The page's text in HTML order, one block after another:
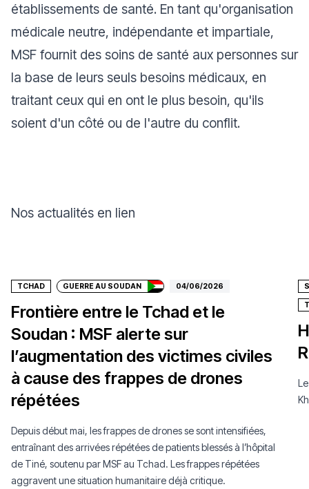
établissements de santé. En tant qu'organisation
médicale neutre, indépendante et impartiale,
MSF fournit des soins de santé aux personnes sur
la base de leurs seuls besoins médicaux, en
traitant ceux qui en ont le plus besoin, qu'ils
soient d'un côté ou de l'autre du conflit.
Nos actualités en lien
TCHAD GUERRE AU SOUDAN 04/06/2026
Frontière entre le Tchad et le
Soudan : MSF alerte sur
l’augmentation des victimes civiles
à cause des frappes de drones
répétées
Depuis début mai, les frappes de drones se sont intensifiées,
entraînant des arrivées répétées de patients blessés à l’hôpital
de Tiné, soutenu par MSF au Tchad. Les frappes répétées
aggravent une situation humanitaire déjà critique.